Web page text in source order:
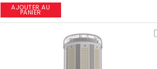
AJOUTER AU
PANIER